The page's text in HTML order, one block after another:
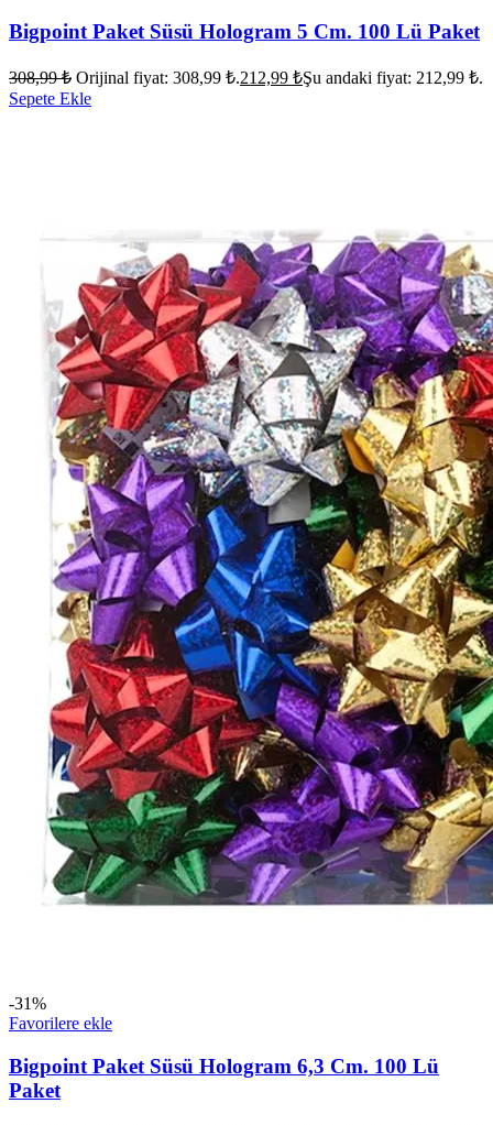
Bigpoint Paket Süsü Hologram 5 Cm. 100 Lü Paket
308,99₺ Orijinal fiyat: 308,99 ₺.212,99 ₺Şu andaki fiyat: 212,99 ₺.
Sepete Ekle
-31%
Favorilere ekle
Bigpoint Paket Süsü Hologram 6,3 Cm. 100 Lü
Paket